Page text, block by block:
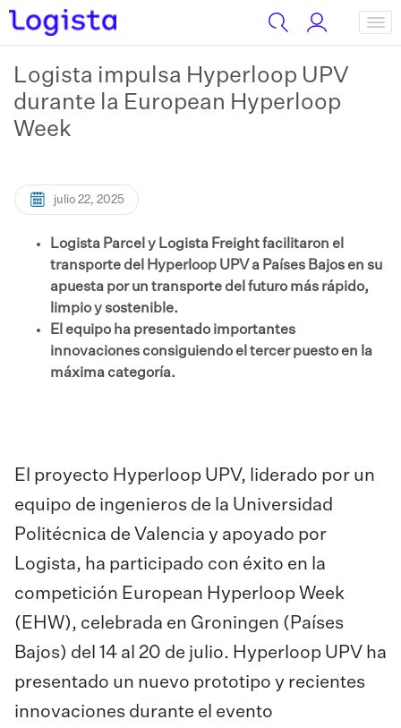
Logista impulsa Hyperloop UPV
durante la European Hyperloop
Week
julio 22, 2025
Logista Parcel y Logista Freight facilitaron el
transporte del Hyperloop UPV a Países Bajos en su
apuesta por un transporte del futuro más rápido,
limpio y sostenible.
El equipo ha presentado importantes
innovaciones consiguiendo el tercer puesto en la
máxima categoría.
El proyecto Hyperloop UPV, liderado por un
equipo de ingenieros de la Universidad
Politécnica de Valencia y apoyado por
Logista, ha participado con éxito en la
competición European Hyperloop Week
(EHW), celebrada en Groningen (Países
Bajos) del 14 al 20 de julio. Hyperloop UPV ha
presentado un nuevo prototipo y recientes
innovaciones durante el evento